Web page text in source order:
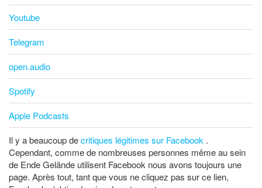
Youtube
Telegram
open.audio
Spotify
Apple Podcasts
Il y a beaucoup decritiques légitimes sur Facebook .
Cependant, comme de nombreuses personnes même au sein
de Ende Gelände utilisent Facebook nous avons toujours une
page. Après tout, tant que vous ne cliquez pas sur ce lien,